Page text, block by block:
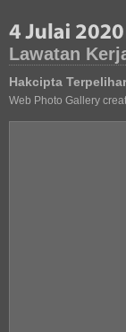
Lawatan
Hakcipta
Web Photo Gallery